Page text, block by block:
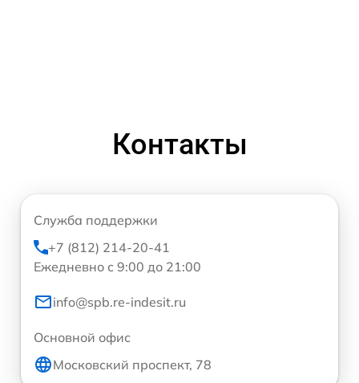
Контакты
Служба поддержки
+7 (812) 214-20-41
Ежедневно с 9:00 до 21:00
info@spb.re-indesit.ru
Основной офис
Московский проспект, 78